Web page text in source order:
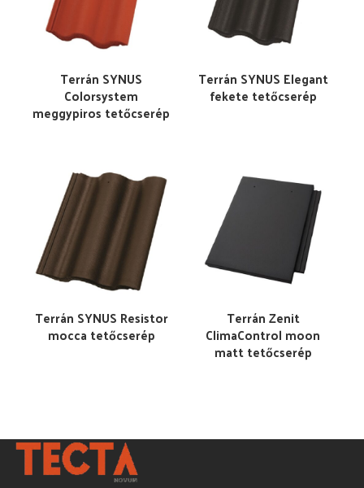
Terrán SYNUS
Colorsystem
meggypiros tetőcserép
Terrán SYNUS Elegant
fekete tetőcserép
Terrán SYNUS Resistor
mocca tetőcserép
Terrán Zenit
ClimaControl moon
matt tetőcserép